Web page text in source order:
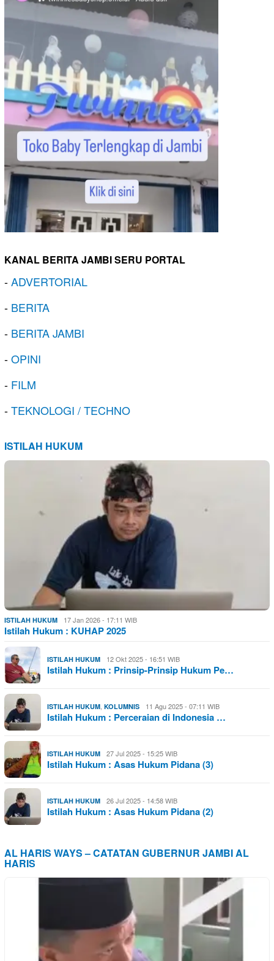
KANAL BERITA JAMBI SERU PORTAL
-ADVERTORIAL
- BERITA
- BERITA JAMBI
-OPINI
- FILM
-TEKNOLOGI / TECHNO
ISTILAH HUKUM
ISTILAH HUKUM 17 Jan 2026 - 17:11 WIB
Istilah Hukum : KUHAP 2025
ISTILAH HUKUM 12 Okt 2025 - 16:51 WIB
Istilah Hukum : Prinsip-Prinsip Hukum Pe…
ISTILAH HUKUM, KOLUMNIS 11 Agu 2025 - 07:11 WIB
Istilah Hukum : Perceraian di Indonesia …
ISTILAH HUKUM 27 Jul 2025 - 15:25 WIB
Istilah Hukum : Asas Hukum Pidana (3)
ISTILAH HUKUM 26 Jul 2025 - 14:58 WIB
Istilah Hukum : Asas Hukum Pidana (2)
AL HARIS WAYS – CATATAN GUBERNUR JAMBI AL
HARIS